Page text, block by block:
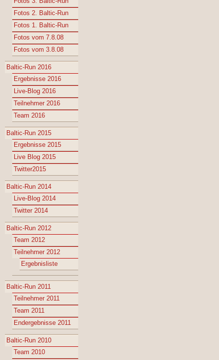
Fotos 2. Baltic-Run
Fotos 1. Baltic-Run
Fotos vom 7.8.08
Fotos vom 3.8.08
Baltic-Run 2016
Ergebnisse 2016
Live-Blog 2016
Teilnehmer 2016
Team 2016
Baltic-Run 2015
Ergebnisse 2015
Live Blog 2015
Twitter2015
Baltic-Run 2014
Live-Blog 2014
Twitter 2014
Baltic-Run 2012
Team 2012
Teilnehmer 2012
Ergebnisliste
Baltic-Run 2011
Teilnehmer 2011
Team 2011
Endergebnisse 2011
Baltic-Run 2010
Team 2010